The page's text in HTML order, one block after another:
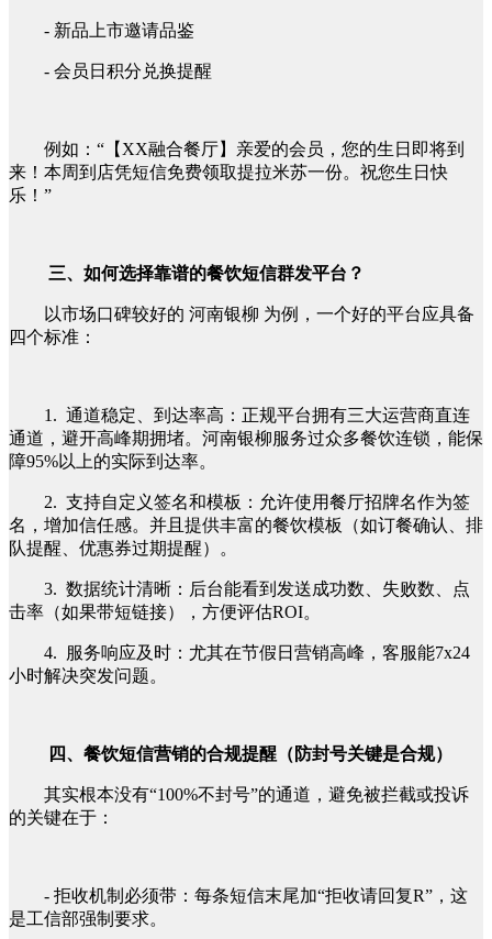
- 新品上市邀请品鉴
- 会员日积分兑换提醒
例如：“【XX融合餐厅】亲爱的会员，您的生日即将到
来！本周到店凭短信免费领取提拉米苏一份。祝您生日快
乐！”
三、如何选择靠谱的餐饮短信群发平台？
以市场口碑较好的 河南银柳 为例，一个好的平台应具备
四个标准：
1. 通道稳定、到达率高：正规平台拥有三大运营商直连
通道，避开高峰期拥堵。河南银柳服务过众多餐饮连锁，能保
障95%以上的实际到达率。
2. 支持自定义签名和模板：允许使用餐厅招牌名作为签
名，增加信任感。并且提供丰富的餐饮模板（如订餐确认、排
队提醒、优惠券过期提醒）。
3. 数据统计清晰：后台能看到发送成功数、失败数、点
击率（如果带短链接），方便评估ROI。
4. 服务响应及时：尤其在节假日营销高峰，客服能7x24
小时解决突发问题。
四、餐饮短信营销的合规提醒（防封号关键是合规）
其实根本没有“100%不封号”的通道，避免被拦截或投诉
的关键在于：
- 拒收机制必须带：每条短信末尾加“拒收请回复R”，这
是工信部强制要求。